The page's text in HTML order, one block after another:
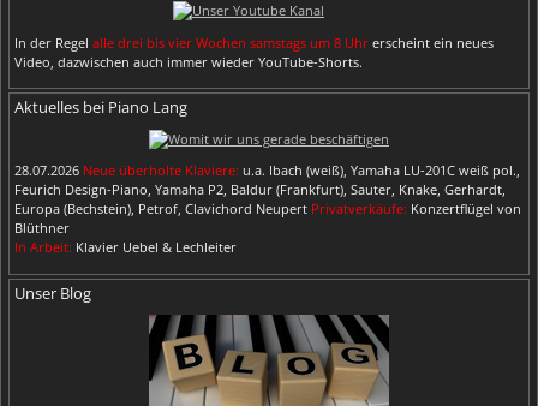
In der Regel alle drei bis vier Wochen samstags um 8 Uhr erscheint ein neues
Video, dazwischen auch immer wieder YouTube-Shorts.
Aktuelles bei Piano Lang
28.07.2026 Neue überholte Klaviere: u.a. Ibach (weiß), Yamaha LU-201C weiß pol.,
Feurich Design-Piano, Yamaha P2, Baldur (Frankfurt), Sauter, Knake, Gerhardt,
Europa (Bechstein), Petrof, Clavichord Neupert Privatverkäufe: Konzertflügel von
Blüthner
In Arbeit: Klavier Uebel & Lechleiter
Unser Blog